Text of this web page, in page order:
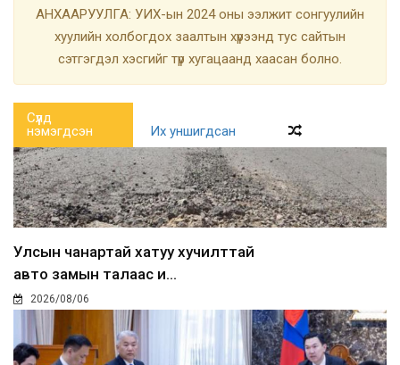
АНХААРУУЛГА: УИХ-ын 2024 оны ээлжит сонгуулийн
хуулийн холбогдох заалтын хүрээнд тус сайтын
сэтгэгдэл хэсгийг түр хугацаанд хаасан болно.
Сүүлд
нэмэгдсэн
Их уншигдсан
Улсын чанартай хатуу хучилттай
авто замын талаас и...
2026/08/06